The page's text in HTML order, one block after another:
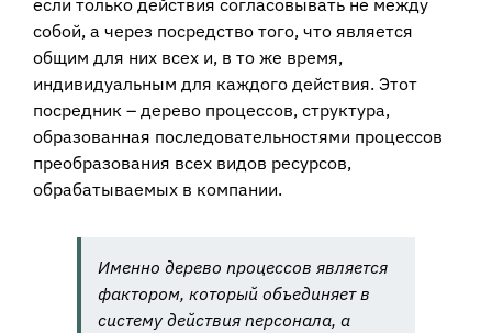
если только действия согласовывать не между
собой, а через посредство того, что является
общим для них всех и, в то же время,
индивидуальным для каждого действия. Этот
посредник – дерево процессов, структура,
образованная последовательностями процессов
преобразования всех видов ресурсов,
обрабатываемых в компании.
Именно дерево процессов является
фактором, который объединяет в
систему действия персонала, а